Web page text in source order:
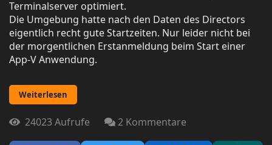
Terminalserver optimiert.
Die Umgebung hatte nach den Daten des Directors
eigentlich recht gute Startzeiten. Nur leider nicht bei
der morgentlichen Erstanmeldung beim Start einer
App-V Anwendung.
Weiterlesen
24023 Aufrufe 2 Kommentare